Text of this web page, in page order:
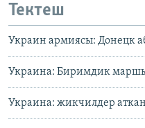
Тектеш
Украин армиясы: Донецк
Украина: Биримдик
Украина: жикчилдер аткан